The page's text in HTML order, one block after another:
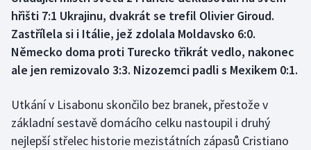
Dostihy
Florbal
Futsal
Golf
hřišti 7:1 Ukrajinu, dvakrát se trefil Olivier Giroud.
Zastřílela si i Itálie, jež zdolala Moldavsko 6:0.
Německo doma proti Turecko třikrát vedlo, nakonec
ale jen remizovalo 3:3. Nizozemci padli s Mexikem 0:1.
Utkání v Lisabonu skončilo bez branek, přestože v
základní sestavě domácího celku nastoupil i druhý
nejlepší střelec historie mezistátních zápasů Cristiano